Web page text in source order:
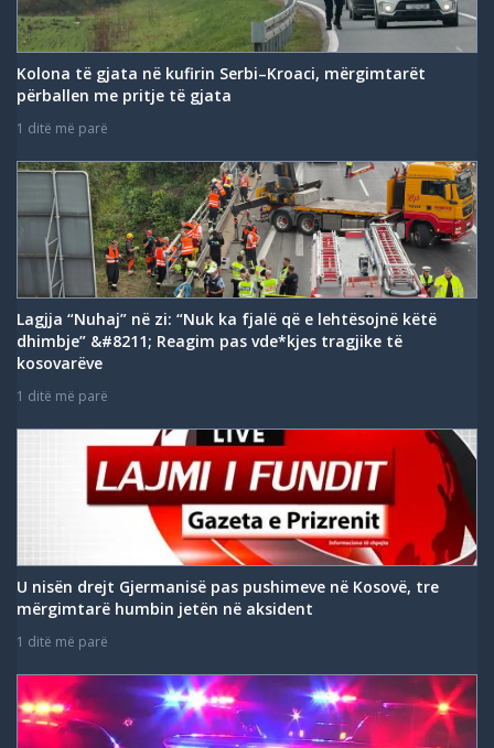
Kolona të gjata në kufirin Serbi–Kroaci, mërgimtarët
përballen me pritje të gjata
1 ditë më parë
Lagjja “Nuhaj” në zi: “Nuk ka fjalë që e lehtësojnë këtë
dhimbje” &#8211; Reagim pas vde*kjes tragjike të
kosovarëve
1 ditë më parë
U nisën drejt Gjermanisë pas pushimeve në Kosovë, tre
mërgimtarë humbin jetën në aksident
1 ditë më parë